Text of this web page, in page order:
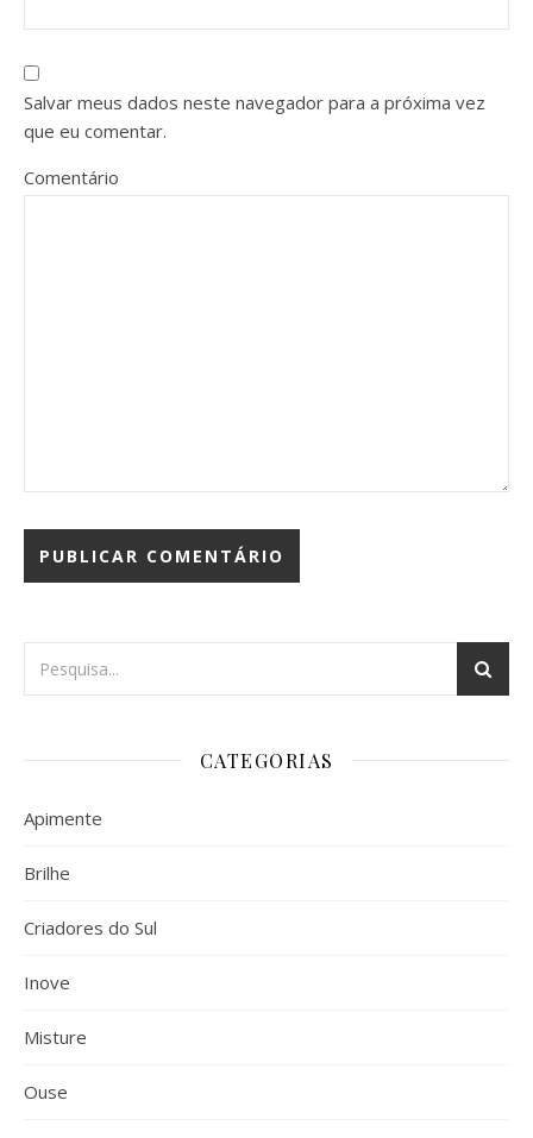
Salvar meus dados neste navegador para a próxima vez
que eu comentar.
Comentário
CATEGORIAS
Apimente
Brilhe
Criadores do Sul
Inove
Misture
Ouse